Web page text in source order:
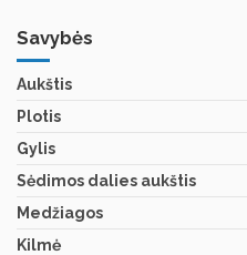
Savybės
Aukštis
Plotis
Gylis
Sėdimos dalies aukštis
Medžiagos
Kilmė